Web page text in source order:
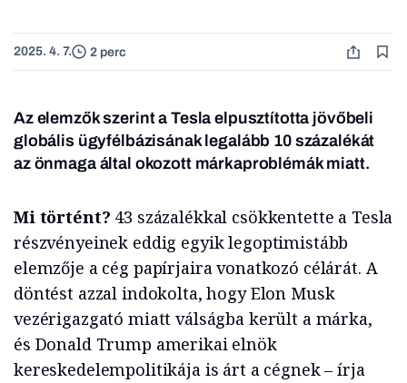
2025. 4. 7. 2 perc
Az elemzők szerint a Tesla elpusztította jövőbeli
globális ügyfélbázisának legalább 10 százalékát
az önmaga által okozott márkaproblémák miatt.
Mi történt? 43 százalékkal csökkentette a Tesla
részvényeinek eddig egyik legoptimistább
elemzője a cég papírjaira vonatkozó célárát. A
döntést azzal indokolta, hogy Elon Musk
vezérigazgató miatt válságba került a márka,
és Donald Trump amerikai elnök
kereskedelempolitikája is árt a cégnek – írja